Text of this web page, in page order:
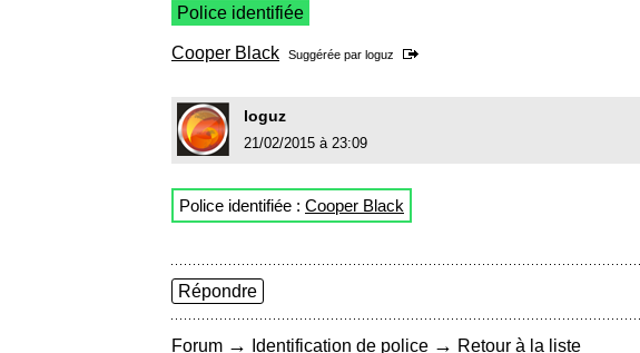
Police identifiée
Cooper Black Suggérée par loguz
loguz
21/02/2015 à 23:09
Police identifiée : Cooper Black
Répondre
Forum → Identification de police → Retour à la liste